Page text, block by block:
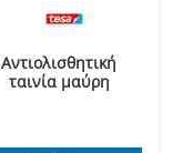
Αντιολισθητική
ταινία μαύρη